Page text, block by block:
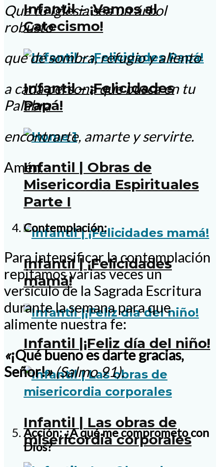
Infantil – ¡Vamos al
Catecismo!
Infantil – ¡Felicidades
Papá!
Infantil | Obras de
Misericordia Espirituales
Parte I
Infantil | ¡Felicidades
mamá!
Infantil |¡Feliz día del niño!
Infantil | Las obras de
misericordia corporales
Que tu Iglesia sea un árbol
robusto
que dé sombra, refugio y aliento
a cada persona que busca en tu
Palabra
encontrarte, amarte y servirte.
Amén.
Contemplación:
Para intensificar la contemplación
repitamos varias veces un
versículo de la Sagrada Escritura
durante la semana para que
alimente nuestra fe:
«¡Qué bueno es darte gracias,
Señor!»(Salmo 91).
Acción: ¿A qué me comprometo con
Dios?